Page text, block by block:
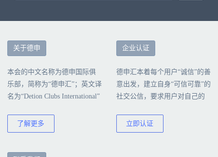
关于德申
本会的中文名称为德申国际俱
乐部，简称为“德申汇”；英文译
名为“Detion Clubs International”
技股份有限公司创建、运营和
管理。
了解更多
企业认证
德申汇本着每个用户“诚信”的善
意出发，建立自身“可信可靠”的
社交公信，要求用户对自己的
司认证信息。
立即认证